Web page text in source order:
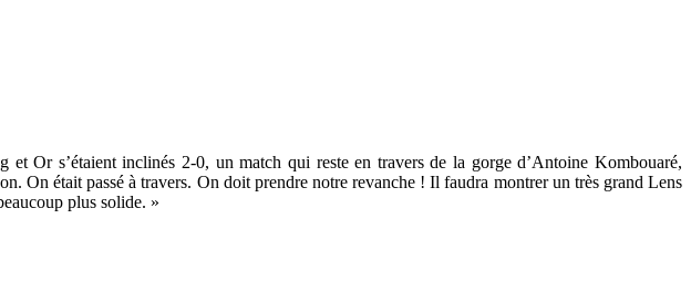
Or s’étaient inclinés 2-0, un match qui reste en travers de la gorge d’Antoine Kombouaré,
On était passé à travers. On doit prendre notre revanche ! Il faudra montrer un très grand Lens
plus solide. »